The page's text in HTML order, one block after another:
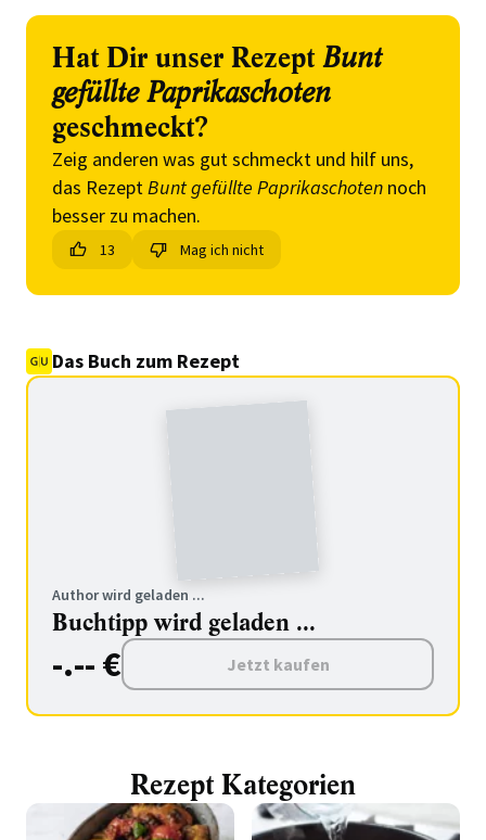
Hat Dir unser Rezept Bunt
gefüllte Paprikaschoten
geschmeckt?
Zeig anderen was gut schmeckt und hilf uns,
das RezeptBunt gefüllte Paprikaschoten noch
besser zu machen.
13 Mag ich nicht
Das Buch zum Rezept
Author wird geladen ...
Buchtipp wird geladen ...
-.-- € Jetzt kaufen
Rezept Kategorien